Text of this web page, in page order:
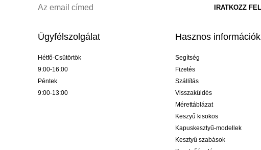
Ügyfélszolgálat
Hétfő-Csütörtök
9:00-16:00
Péntek
9:00-13:00
Hasznos információk
Segítség
Fizetés
Szállítás
Visszaküldés
Mérettáblázat
Keszyű kisokos
Kapuskesztyű-modellek
Kesztyű szabások